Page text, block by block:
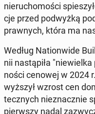
nie­ru­cho­mo­ści
cje przed pod­wyż­ką
praw­nych, która ma
Według Na­tion­wi­de
nii na­stą­pi­ła
no­ści cenowej w 2024
wyż­szył wzrost cen
tecz­nych nie­znacz­nie
pierw­szy nadal